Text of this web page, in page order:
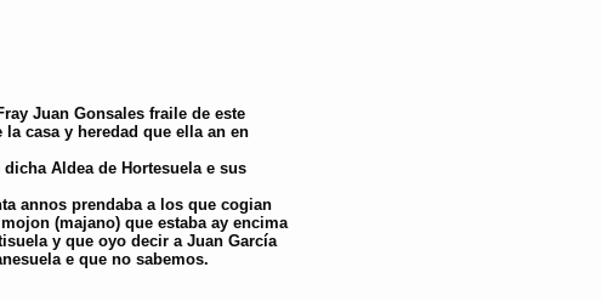
Juan Gonsales fraile de este
casa y heredad que ella an en
Aldea de Hortesuela e sus
annos prendaba a los que cogian
(majano) que estaba ay encima
y que oyo decir a Juan García
e que no sabemos.